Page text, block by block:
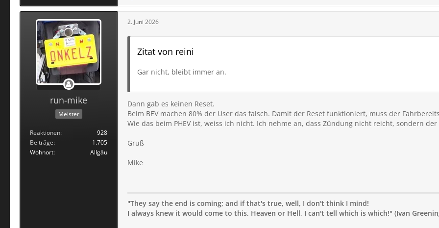
run-mike
Meister
Reaktionen
928
Beiträge
1.705
Wohnort
Allgäu
2. Juni 2026
Zitat von reini
Gar nicht, bleibt immer an.
Dann gab es keinen Reset.
Beim BEV machen 80% der User das falsch. Damit der Reset funktioniert, muss der
Wie das beim PHEV ist, weiss ich nicht. Ich nehme an, dass Zündung nicht reicht, sondern
Gruß
Mike
"They say the end is coming; and if that's true, well, I don't think I mind!
I always knew it would come to this, Heaven or Hell, I can't tell which is which!" (Ivan